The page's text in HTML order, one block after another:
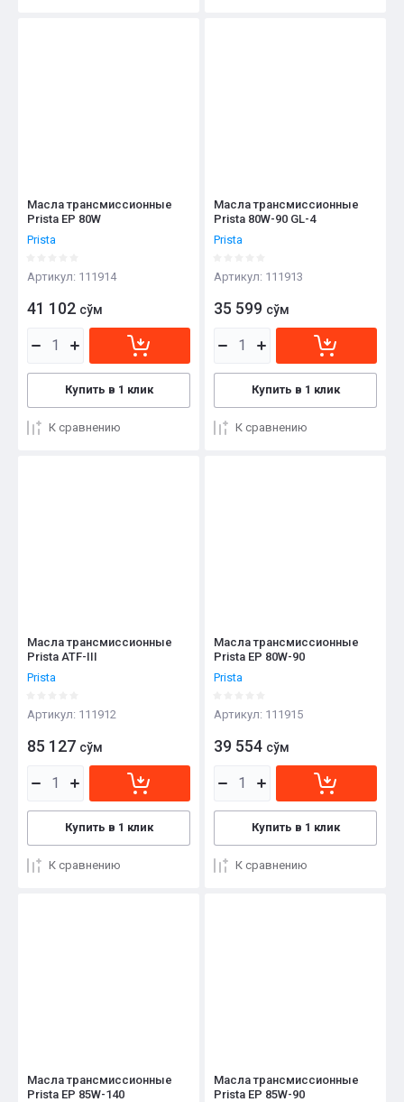
Масла трансмиссионные
Prista EP 80W
Prista
Артикул: 111914
41 102 сўм
Купить в 1 клик
К сравнению
Масла трансмиссионные
Prista 80W-90 GL-4
Prista
Артикул: 111913
35 599 сўм
Купить в 1 клик
К сравнению
Масла трансмиссионные
Prista ATF-III
Prista
Артикул: 111912
85 127 сўм
Купить в 1 клик
К сравнению
Масла трансмиссионные
Prista EP 80W-90
Prista
Артикул: 111915
39 554 сўм
Купить в 1 клик
К сравнению
Масла трансмиссионные
Prista EP 85W-140
Масла трансмиссионные
Prista EP 85W-90